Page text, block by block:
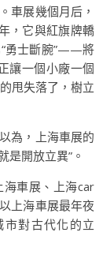
車展幾個月后，
，它與紅旗牌轎
“勇士斷腕”——將
讓一個小廠一個
甩失落了，樹立
為，上海車展的
是開放立異”。
車展、上海car
上海車展最年夜
對古代化的立